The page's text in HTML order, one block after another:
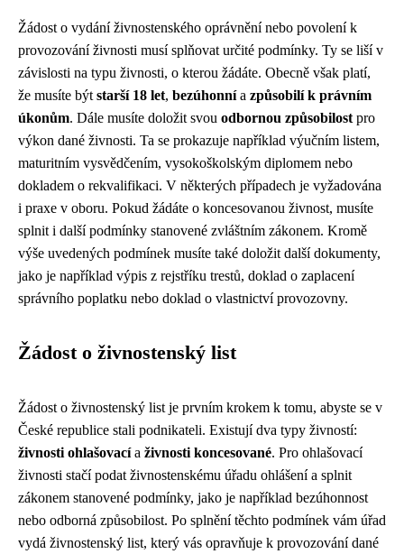
Žádost o vydání živnostenského oprávnění nebo povolení k
provozování živnosti musí splňovat určité podmínky. Ty se liší v
závislosti na typu živnosti, o kterou žádáte. Obecně však platí,
že musíte být starší 18 let, bezúhonnía způsobilí k právním
úkonům. Dále musíte doložit svou odbornou způsobilost pro
výkon dané živnosti. Ta se prokazuje například výučním listem,
maturitním vysvědčením, vysokoškolským diplomem nebo
dokladem o rekvalifikaci. V některých případech je vyžadována
i praxe v oboru. Pokud žádáte o koncesovanou živnost, musíte
splnit i další podmínky stanovené zvláštním zákonem. Kromě
výše uvedených podmínek musíte také doložit další dokumenty,
jako je například výpis z rejstříku trestů, doklad o zaplacení
správního poplatku nebo doklad o vlastnictví provozovny.
Žádost o živnostenský list
Žádost o živnostenský list je prvním krokem k tomu, abyste se v
České republice stali podnikateli. Existují dva typy živností:
živnosti ohlašovacía živnosti koncesované. Pro ohlašovací
živnosti stačí podat živnostenskému úřadu ohlášení a splnit
zákonem stanovené podmínky, jako je například bezúhonnost
nebo odborná způsobilost. Po splnění těchto podmínek vám úřad
vydá živnostenský list, který vás opravňuje k provozování dané